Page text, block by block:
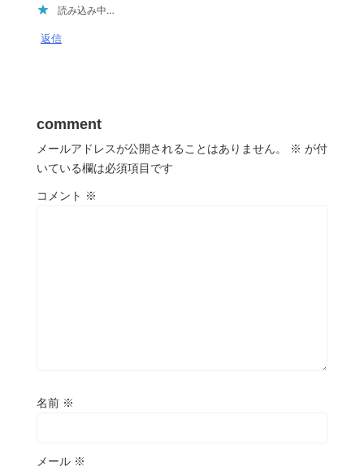
読み込み中…
返信
comment
メールアドレスが公開されることはありません。 ※ が付
いている欄は必須項目です
コメント ※
名前 ※
メール ※